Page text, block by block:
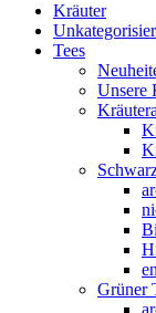
Kräuter
Tees
Unsere
Grüner